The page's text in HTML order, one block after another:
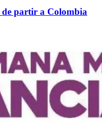
de partir a Colombia